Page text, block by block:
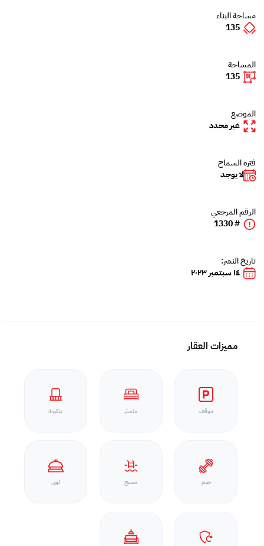
مساحة البناء
135
المساحة
135
الموضع
غير محدد
فترة السماح
لا يوجد
الرقم المرجعي
# 1330
تاريخ النشر:
١٤ سبتمبر ٢٠٢٣
مميزات العقار
موقف ماستر بلكونة
جيم مسبح لوبي